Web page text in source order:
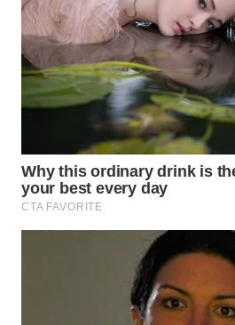
TV
WAHANANEWS
ID
WAHANANEWS
CO ID
WAHANANEWS
NET